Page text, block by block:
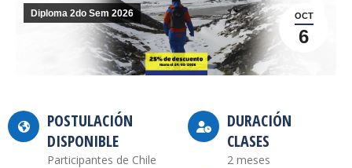
OCT
6
Diploma 2do Sem 2026
POSTULACIÓN
DISPONIBLE
Participantes de Chile
DURACIÓN
CLASES
2 meses